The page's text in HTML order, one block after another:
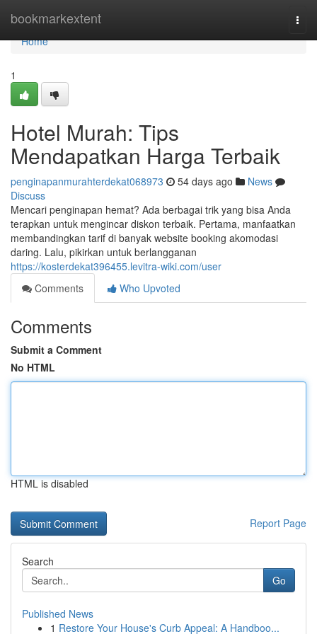
bookmarkextent
Home
Home
1
Hotel Murah: Tips
Mendapatkan Harga Terbaik
penginapanmurahterdekat068973 54 days ago
News
Discuss
Mencari penginapan hemat? Ada berbagai trik yang bisa Anda
terapkan untuk mengincar diskon terbaik. Pertama, manfaatkan
membandingkan tarif di banyak website booking akomodasi
daring. Lalu, pikirkan untuk berlangganan
https://kosterdekat396455.levitra-wiki.com/user
Comments
Who Upvoted
Comments
Submit a Comment
No HTML
HTML is disabled
Report Page
Search
Go
Published News
1 Restore Your House's Curb Appeal: A Handboo...